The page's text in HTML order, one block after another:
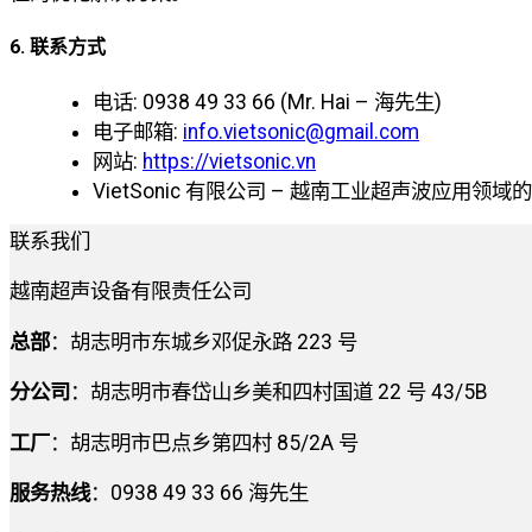
6. 联系方式
电话: 0938 49 33 66 (Mr. Hai – 海先生)
电子邮箱: info.vietsonic@gmail.com
网站: https://vietsonic.vn
VietSonic 有限公司 – 越南工业超声波应用领域
联系我们
越南超声设备有限责任公司
总部：胡志明市东城乡邓促永路 223 号
分公司 ：胡志明市春岱山乡美和四村国道 22 号 43/5B
工厂：胡志明市巴点乡第四村 85/2A 号
服务热线：0938 49 33 66 海先生